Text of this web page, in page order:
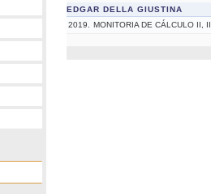
EDGAR DELLA GIUSTINA
2019.
MONITORIA DE CÁLCULO II,